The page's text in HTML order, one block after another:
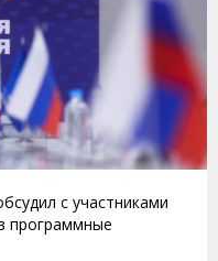
с участниками
программные